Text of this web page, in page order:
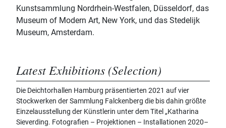
Kunstsammlung Nordrhein-Westfalen, Düsseldorf, das
Museum of Modern Art, New York, und das Stedelijk
Museum, Amsterdam.
Latest Exhibitions (Selection)
Die Deichtorhallen Hamburg präsentierten 2021 auf vier
Stockwerken der Sammlung Falckenberg die bis dahin größte
Einzelausstellung der Künstlerin unter dem Titel „Katharina
Sieverding. Fotografien – Projektionen – Installationen 2020–